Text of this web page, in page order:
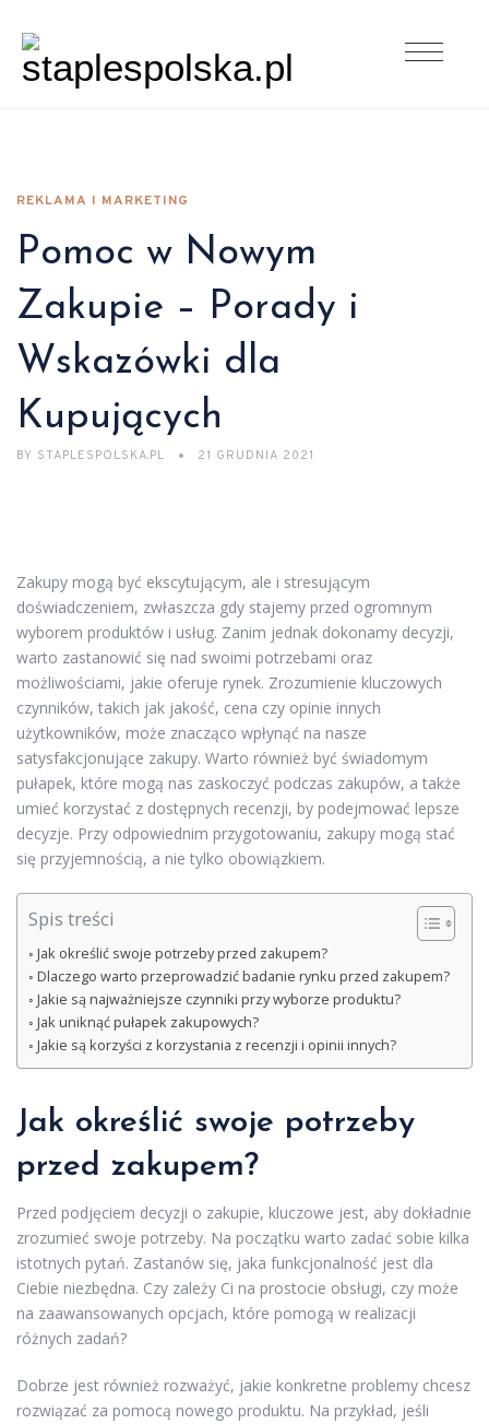
REKLAMA I MARKETING
Pomoc w Nowym
Zakupie – Porady i
Wskazówki dla
Kupujących
BY STAPLESPOLSKA.PL 21 GRUDNIA 2021
Zakupy mogą być ekscytującym, ale i stresującym
doświadczeniem, zwłaszcza gdy stajemy przed ogromnym
wyborem produktów i usług. Zanim jednak dokonamy decyzji,
warto zastanowić się nad swoimi potrzebami oraz
możliwościami, jakie oferuje rynek. Zrozumienie kluczowych
czynników, takich jak jakość, cena czy opinie innych
użytkowników, może znacząco wpłynąć na nasze
satysfakcjonujące zakupy. Warto również być świadomym
pułapek, które mogą nas zaskoczyć podczas zakupów, a także
umieć korzystać z dostępnych recenzji, by podejmować lepsze
decyzje. Przy odpowiednim przygotowaniu, zakupy mogą stać
się przyjemnością, a nie tylko obowiązkiem.
Spis treści
Jak określić swoje potrzeby przed zakupem?
Dlaczego warto przeprowadzić badanie rynku przed zakupem?
Jakie są najważniejsze czynniki przy wyborze produktu?
Jak uniknąć pułapek zakupowych?
Jakie są korzyści z korzystania z recenzji i opinii innych?
Jak określić swoje potrzeby
przed zakupem?
Przed podjęciem decyzji o zakupie, kluczowe jest, aby dokładnie
zrozumieć swoje potrzeby. Na początku warto zadać sobie kilka
istotnych pytań. Zastanów się, jaka funkcjonalność jest dla
Ciebie niezbędna. Czy zależy Ci na prostocie obsługi, czy może
na zaawansowanych opcjach, które pomogą w realizacji
różnych zadań?
Dobrze jest również rozważyć, jakie konkretne problemy chcesz
rozwiązać za pomocą nowego produktu. Na przykład, jeśli